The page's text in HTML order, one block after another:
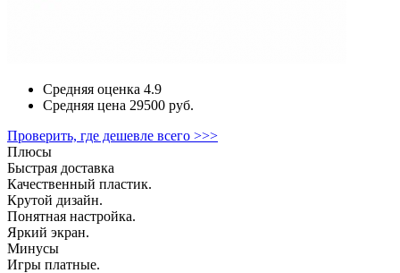
Средняя оценка 4.9
Средняя цена 29500 руб.
Проверить, где дешевле всего >>>
Плюсы
Быстрая доставка
Качественный пластик.
Крутой дизайн.
Понятная настройка.
Яркий экран.
Минусы
Игры платные.